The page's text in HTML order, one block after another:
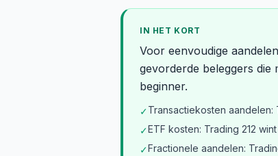
IN HET KORT
Voor eenvoudige
gevorderde beleggers die
beginner.
✓Transactiekosten aandelen:
✓ETF kosten: Trading 212 wint
✓Fractionele aandelen: